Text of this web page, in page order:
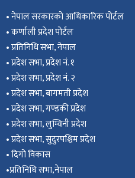
•नेपाल सरकारको आधिकारिक पोर्टल
•कर्णाली प्रदेश पोर्टल
•प्रतिनिधि सभा, नेपाल
•प्रदेश सभा, प्रदेश नं. १
•प्रदेश सभा, प्रदेश नं. २
•प्रदेश सभा, बागमती प्रदेश
•प्रदेश सभा, गण्डकी प्रदेश
•प्रदेश सभा, लुम्विनी प्रदेश
•प्रदेश सभा, सुदुरपश्चिम प्रदेश
•दिगो विकास
•प्रतिनिधि सभा,नेपाल